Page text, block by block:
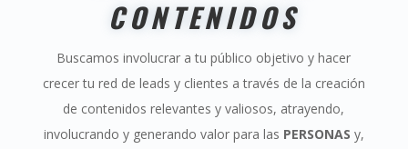
CONTENIDOS
Buscamos involucrar a tu público objetivo y hacer
crecer tu red de leads y clientes a través de la creación
de contenidos relevantes y valiosos, atrayendo,
involucrando y generando valor para las PERSONAS y,